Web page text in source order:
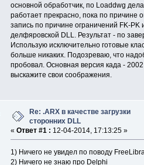
основной обработчик, по Loaddwg
работает прекрасно, пока по причине
запись по причине ограничений FK-PK
делфяровской DLL. Результат - по
Использую исключительно готовые
больше никаких. Подозреваю, что
пробовал. Основная версия када -
выскажите свои соображения.
Re: .ARX в качестве загрузки
сторонних DLL
« Ответ #1 : 12-04-2014, 17:13:25 »
1) Ничего не увидел по поводу
2) Ничего не знаю про Delphi